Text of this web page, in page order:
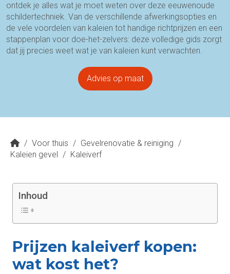
ontdek je alles wat je moet weten over deze eeuwenoude
schildertechniek. Van de verschillende afwerkingsopties en
de vele voordelen van kaleien tot handige richtprijzen en een
stappenplan voor doe-het-zelvers: deze volledige gids zorgt
dat jij precies weet wat je van kaleien kunt verwachten.
Advies op maat
/ Voor thuis / Gevelrenovatie & reiniging /
Kaleien gevel
/ Kaleiverf
Inhoud
Prijzen kaleiverf kopen:
wat kost het?